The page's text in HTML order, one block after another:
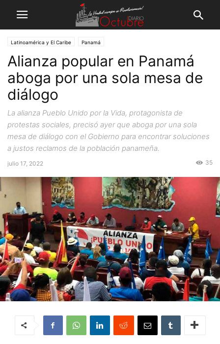
Latinoamérica y El Caribe Panamá
Alianza popular en Panamá
aboga por una sola mesa de
diálogo
La alianza Pueblo Unido por la Vida, protagonista de
protestas sociales, precisó ayer que aboga por una sola
mesa de diálogo con el Gobierno para encontrar soluciones
a justos reclamos de la población panameña.
julio 17, 2022 35